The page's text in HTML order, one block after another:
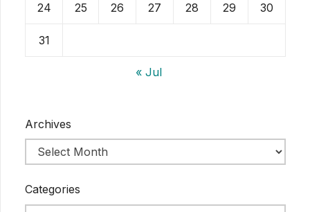
24 25 26 27 28 29 30
31
« Jul
Archives
Categories